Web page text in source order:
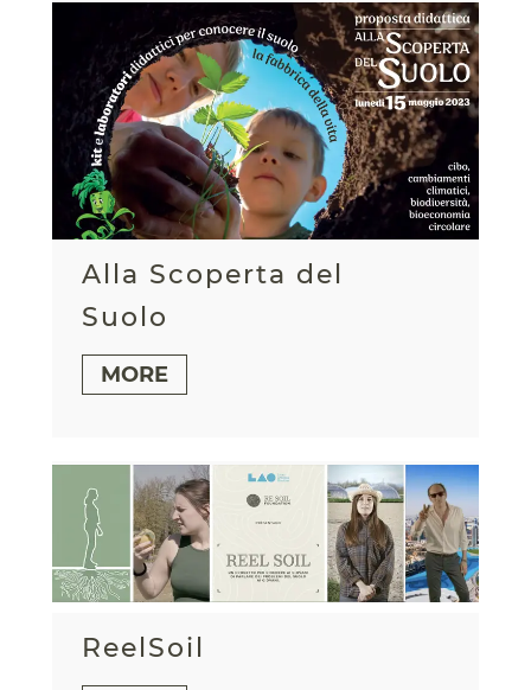
Alla Scoperta del
Suolo
MORE
ReelSoil